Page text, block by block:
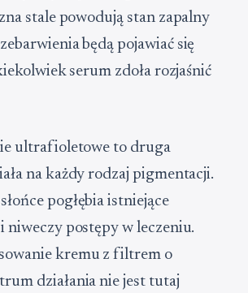
stale powodują stan zapalny
będą pojawiać się
serum zdoła rozjaśnić
ultrafioletowe to druga
na każdy rodzaj pigmentacji.
pogłębia istniejące
niweczy postępy w leczeniu.
kremu z filtrem o
działania nie jest tutaj